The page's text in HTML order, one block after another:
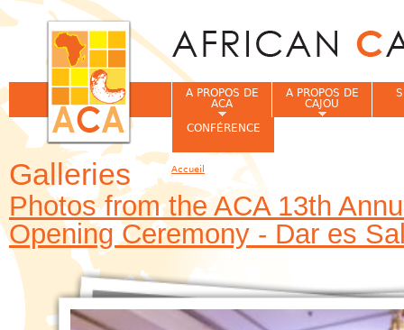
Galleries
Photos from the ACA 13th
Opening Ceremony - Dar es
A PROPOS DE
ACA
A PROPOS DE
CAJOU
CONFÉRENCE
Vous êtes ici
Accueil